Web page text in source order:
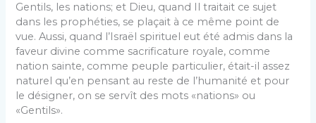
Gentils, les nations; et Dieu, quand Il traitait ce sujet
dans les prophéties, se plaçait à ce même point de
vue. Aussi, quand l’Israël spirituel eut été admis dans la
faveur divine comme sacrificature royale, comme
nation sainte, comme peuple particulier, était-il assez
naturel qu’en pensant au reste de l’humanité et pour
le désigner, on se servît des mots «nations» ou
«Gentils».